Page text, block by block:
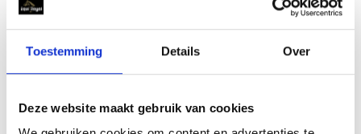
Toestemming Details Over
Deze website maakt gebruik van cookies